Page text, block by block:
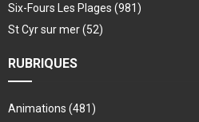
Six-Fours Les Plages (981)
St Cyr sur mer(52)
RUBRIQUES
Animations (481)